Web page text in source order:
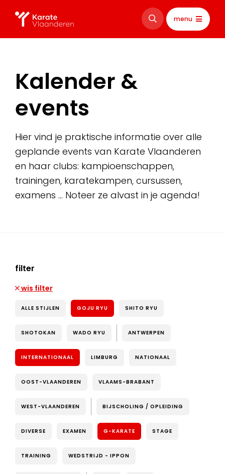
menu
Kalender &
events
Hier vind je praktische informatie over alle
geplande events van Karate Vlaanderen
en haar clubs: kampioenschappen,
trainingen, karatekampen, cursussen,
examens … Noteer ze alvast in je agenda!
filter
wis filter
ALLE STIJLEN GOJU RYU SHITO RYU
SHOTOKAN WADO RYU ANTWERPEN
INTERNATIONAAL LIMBURG NATIONAAL
OOST-VLAANDEREN VLAAMS-BRABANT
WEST-VLAANDEREN BIJSCHOLING / OPLEIDING
DIVERSE EXAMEN G-KARATE STAGE
TRAINING WEDSTRIJD - IPPON